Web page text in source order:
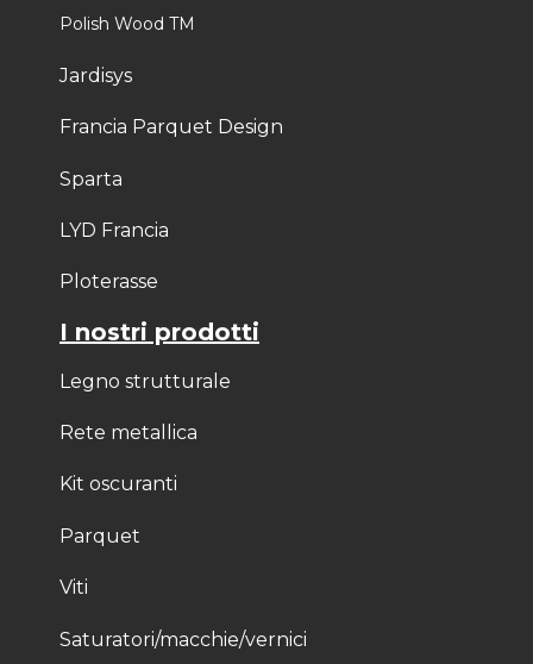
Polish Wood TM
Jardisys
Francia Parquet Design
Sparta
LYD Francia
Ploterasse
I nostri prodotti
Legno strutturale
Rete metallica
Kit oscuranti
Parquet
Viti
Saturatori/macchie/vernici